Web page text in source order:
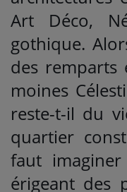
Art Déco,
gothique.
des remparts
moines
reste-t-il du
quartier
faut
érigeant des